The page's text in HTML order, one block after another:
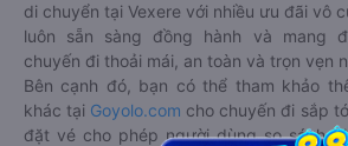
di chuyển tại Vexere với nhiều ưu đãi vô
luôn sẵn sàng đồng hành và mang
chuyến đi thoải mái, an toàn và trọn vẹn
Bên cạnh đó, bạn có thể tham khảo
khác tại Goyolo.com cho chuyến đi sắp
đặt vé cho phép người dùng so sánh